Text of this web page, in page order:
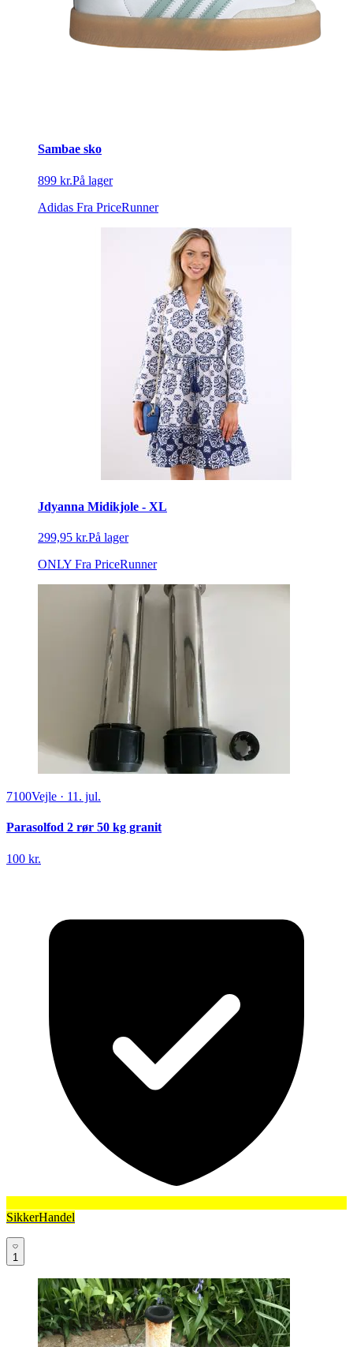
Sambae sko
899 kr.På lager
Adidas Fra PriceRunner
Jdyanna Midikjole - XL
299,95 kr.På lager
ONLY Fra PriceRunner
7100Vejle · 11. jul.
Parasolfod 2 rør 50 kg granit
100 kr.
SikkerHandel
1